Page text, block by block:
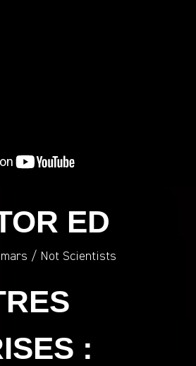
ED
/ Not Scientists
: